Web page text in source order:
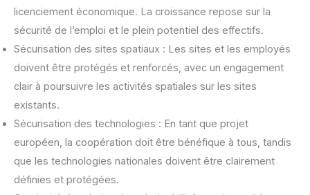
licenciement économique. La croissance repose sur la
sécurité de l’emploi et le plein potentiel des effectifs.
Sécurisation des sites spatiaux : Les sites et les employés
doivent être protégés et renforcés, avec un engagement
clair à poursuivre les activités spatiales sur les sites
existants.
Sécurisation des technologies : En tant que projet
européen, la coopération doit être bénéfique à tous, tandis
que les technologies nationales doivent être clairement
définies et protégées.